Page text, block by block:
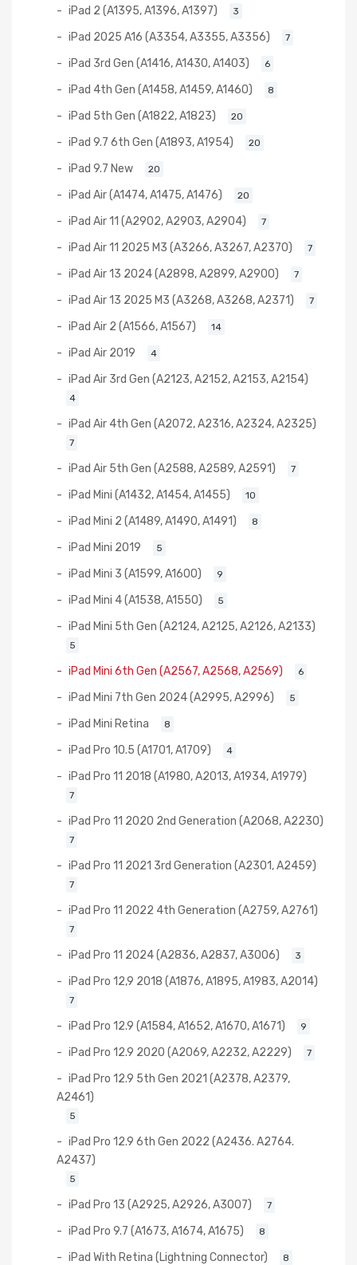
iPad 2 (A1395, A1396, A1397) 3
iPad 2025 A16 (A3354, A3355, A3356) 7
iPad 3rd Gen (A1416, A1430, A1403) 6
iPad 4th Gen (A1458, A1459, A1460) 8
iPad 5th Gen (A1822, A1823) 20
iPad 9.7 6th Gen (A1893, A1954) 20
iPad 9.7 New 20
iPad Air (A1474, A1475, A1476) 20
iPad Air 11 (A2902, A2903, A2904) 7
iPad Air 11 2025 M3 (A3266, A3267, A2370) 7
iPad Air 13 2024 (A2898, A2899, A2900) 7
iPad Air 13 2025 M3 (A3268, A3268, A2371) 7
iPad Air 2 (A1566, A1567) 14
iPad Air 2019 4
iPad Air 3rd Gen (A2123, A2152, A2153, A2154)
4
iPad Air 4th Gen (A2072, A2316, A2324, A2325)
7
iPad Air 5th Gen (A2588, A2589, A2591) 7
iPad Mini (A1432, A1454, A1455) 10
iPad Mini 2 (A1489, A1490, A1491) 8
iPad Mini 2019 5
iPad Mini 3 (A1599, A1600) 9
iPad Mini 4 (A1538, A1550) 5
iPad Mini 5th Gen (A2124, A2125, A2126, A2133)
5
iPad Mini 6th Gen (A2567, A2568, A2569) 6
iPad Mini 7th Gen 2024 (A2995, A2996) 5
iPad Mini Retina 8
iPad Pro 10.5 (A1701, A1709) 4
iPad Pro 11 2018 (A1980, A2013, A1934, A1979)
7
iPad Pro 11 2020 2nd Generation (A2068, A2230)
7
iPad Pro 11 2021 3rd Generation (A2301, A2459)
7
iPad Pro 11 2022 4th Generation (A2759, A2761)
7
iPad Pro 11 2024 (A2836, A2837, A3006) 3
iPad Pro 12,9 2018 (A1876, A1895, A1983, A2014)
7
iPad Pro 12.9 (A1584, A1652, A1670, A1671) 9
iPad Pro 12.9 2020 (A2069, A2232, A2229) 7
iPad Pro 12.9 5th Gen 2021 (A2378, A2379,
A2461)
5
iPad Pro 12.9 6th Gen 2022 (A2436. A2764.
A2437)
5
iPad Pro 13 (A2925, A2926, A3007) 7
iPad Pro 9.7 (A1673, A1674, A1675) 8
iPad With Retina (Lightning Connector) 8